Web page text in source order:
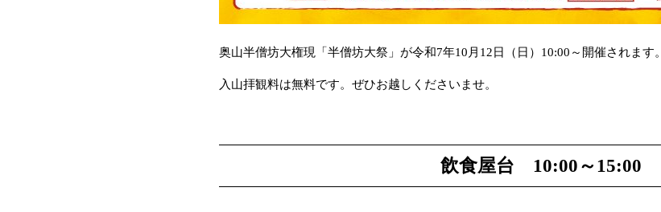
奥山半僧坊大権現「半僧坊大祭」が令和7年10月12日（日）10:00～開催されます。
入山拝観料は無料です。ぜひお越しくださいませ。
飲食屋台 10:00～15:00